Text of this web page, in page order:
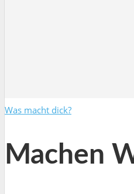
Was macht dick?
Machen